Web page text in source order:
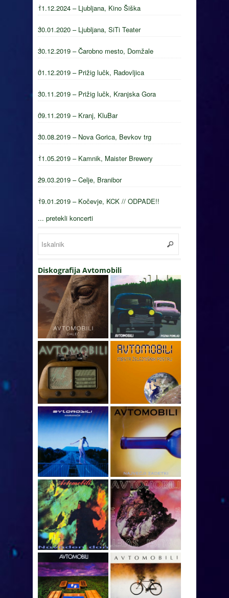
11.12.2024 – Ljubljana, Kino Šiška
30.01.2020 – Ljubljana, SiTi Teater
30.12.2019 – Čarobno mesto, Domžale
01.12.2019 – Prižig lučk, Radovljica
30.11.2019 – Prižig lučk, Kranjska Gora
09.11.2019 – Kranj, KluBar
30.08.2019 – Nova Gorica, Bevkov trg
11.05.2019 – Kamnik, Maister Brewery
29.03.2019 – Celje, Branibor
19.01.2019 – Kočevje, KCK // ODPADE!!
... pretekli koncerti
Diskografija Avtomobili